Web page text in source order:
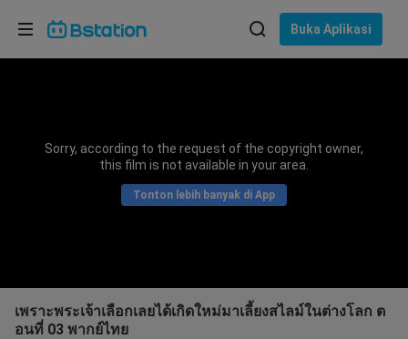
Buka Aplikasi
Sorry, according to the request of the copyright owner,
this film is not available in your area.
Tonton lebih banyak di App
เพราะพระเจ้าเลือกเลยได้เกิดใหม่มาเลี้ยงสไลม์ในต่างโลก ต
อนที่ 03 พากย์ไทย
Pilih bahasa
Bahasa Indonesia